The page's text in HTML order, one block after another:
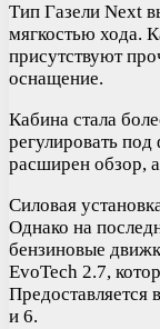
Тип Газели Next
мягкостью хода.
присутствуют
оснащение.
Кабина стала
регулировать
расширен обзор,
Силовая
Однако на
бензиновые
EvoTech 2.7,
и 6.